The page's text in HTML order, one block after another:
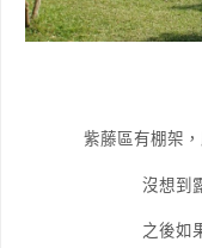
紫藤區有棚架
沒想到
之後如